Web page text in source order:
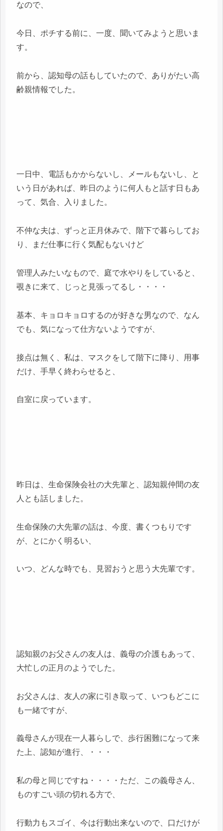
なので、
今日、ポチする前に、一度、聞いてみようと思いま
す。
前から、認知母の話もしていたので、ありがたい高
齢親情報でした。
一日中、電話もかからないし、メールもないし、と
いう日があれば、昨日のように何人もと話す日もあ
って、気合、入りました。
不仲な夫は、ずっと正月休みで、階下で暮らしてお
り、まだ仕事に行く気配もないけど
管理人みたいなもので、庭で水やりをしていると、
覗きに来て、じっと見張ってるし・・・・
基本、キョロキョロするのが好きな男なので、なん
でも、気になって仕方ないようですが、
接点は無く、私は、マスクをして階下に降り、用事
だけ、手早く終わらせると、
自室に戻っています。
昨日は、生命保険会社の大先輩と、認知親仲間の友
人とも話しました。
生命保険の大先輩の話は、今度、書くつもりです
が、とにかく明るい、
いつ、どんな時でも、見習おうと思う大先輩です。
認知親のお父さんの友人は、義母の介護もあって、
大忙しの正月のようでした。
お父さんは、友人の家に引き取って、いつもどこに
も一緒ですが、
義母さんが現在一人暮らしで、歩行困難になって来
た上、認知が進行、・・・
私の母と同じですね・・・・ただ、この義母さん、
ものすごい頭の切れる方で、
行動力もスゴイ、今は行動出来ないので、口だけが